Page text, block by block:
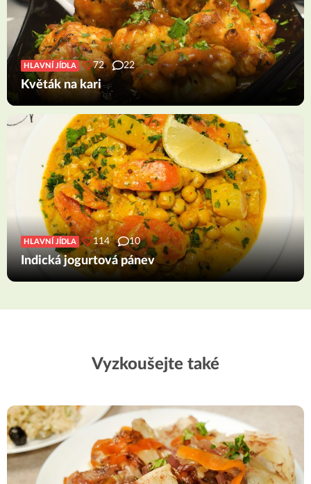
HLAVNÍ JÍDLA 72 22
Květák na kari
HLAVNÍ JÍDLA 114 10
Indická jogurtová pánev
Vyzkoušejte také